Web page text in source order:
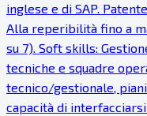
inglese e di SAP.
Alla reperibilità fino a
su 7). Soft skills:
tecniche e squadre
tecnico/gestionale,
capacità di